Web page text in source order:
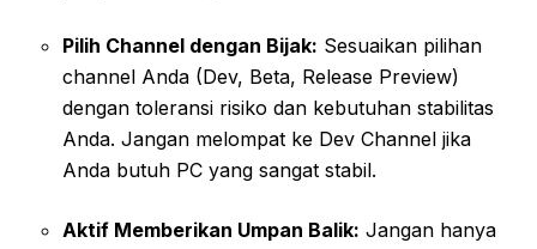
Pilih Channel dengan Bijak: Sesuaikan pilihan
channel Anda (Dev, Beta, Release Preview)
dengan toleransi risiko dan kebutuhan stabilitas
Anda. Jangan melompat ke Dev Channel jika
Anda butuh PC yang sangat stabil.
Aktif Memberikan Umpan Balik: Jangan hanya